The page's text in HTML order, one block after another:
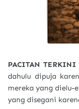
PACITAN TERKINI
dahulu dipuja
mereka yang dielu-
yang disegani